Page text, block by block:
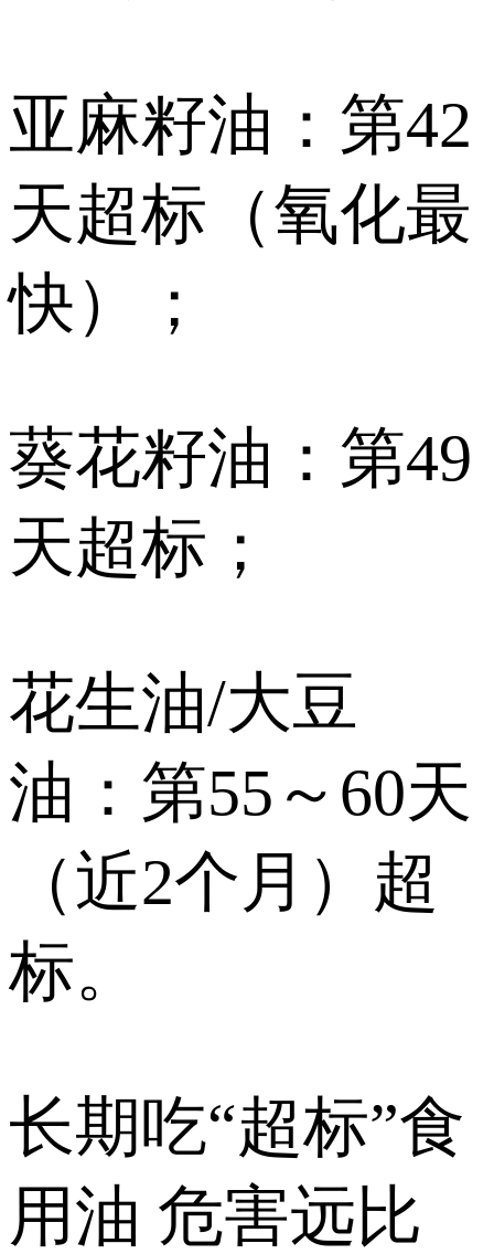
亚麻籽油：第42
天超标（氧化最
快）；
葵花籽油：第49
天超标；
花生油/大豆
油：第55～60天
（近2个月）超
标。
长期吃“超标”食
用油 危害远比